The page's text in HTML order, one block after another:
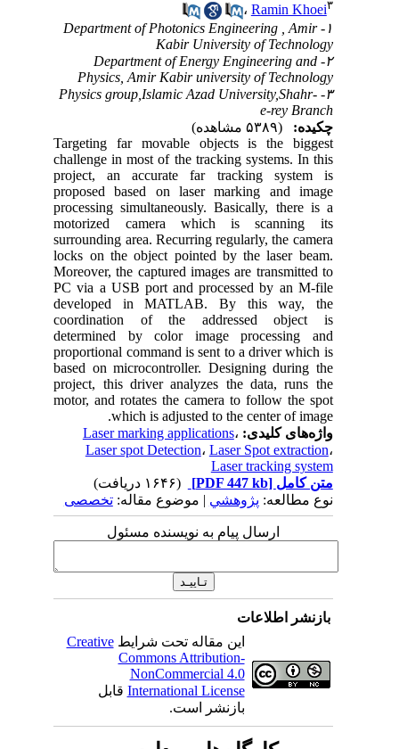
،Ramin Khoei
۱- Department of Photonics Engineering , Amir
Kabir University of Technology
۲- Department of Energy Engineering and
Physics, Amir Kabir university of Technology
۳- Physics group,Islamic Azad University,Shahr-
e-rey Branch
چکیده:
Targeting far movable objects is the biggest
challenge in most of the tracking systems. In this
project, an accurate far tracking system is
proposed based on laser marking and image
processing simultaneously. Basically, there is a
motorized camera which is scanning its
surrounding area. Recurring regularly, the camera
locks on the object pointed by the laser beam.
Moreover, the captured images are transmitted to
PC via a USB port and processed by an M-file
developed in MATLAB. By this way, the
coordination of the addressed object is
determined by color image processing and
proportional command is sent to a driver which is
based on microcontroller. Designing during the
project, this driver analyzes the data, runs the
motor, and rotates the camera to follow the spot
which is adjusted to the center of image.
واژه‌های کلیدی: Laser marking applications،
Laser spot Detection،Laser Spot extraction
Laser tracking system
متن کامل[PDF 447 kb]
نوع مطالعه:پژوهشي| موضوع مقاله:تخصصی
ارسال پیام به نویسنده مسئول
بازنشر اطلاعات
این مقاله تحت شرایطCreative
Commons Attribution-
NonCommercial 4.0
International Licenseقابل
بازنشر است.